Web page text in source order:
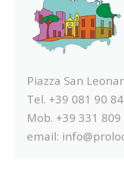
Piazza San
Tel. +39 081 90
Mob. +39 331 809
email: